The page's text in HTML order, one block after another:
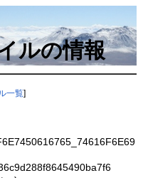
ルの情報
一覧]